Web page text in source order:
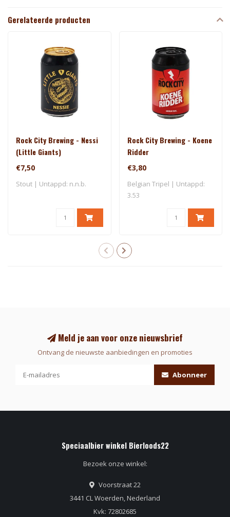
Gerelateerde producten
Rock City Brewing - Nessi
(Little Giants)
€7,50
Stout | Untappd: n.n.b.
Rock City Brewing - Koene
Ridder
€3,80
Belgian Tripel | Untappd:
3.53
Meld je aan voor onze nieuwsbrief
Ontvang de nieuwste aanbiedingen en promoties
Abonneer
Speciaalbier winkel Bierloods22
Bezoek onze winkel:
Voorstraat 22
3441 CL Woerden, Nederland
Kvk: 72802685